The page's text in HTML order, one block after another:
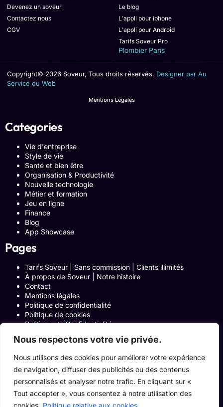
Nous respectons votre vie privée.
Nous utilisons des cookies pour améliorer votre expérience
de navigation, diffuser des publicités ou des contenus
personnalisés et analyser notre trafic. En cliquant sur «
Tout accepter », vous consentez à notre utilisation des
cookies. Politique relative aux cookies
Devenez un soveur
Contactez nous
CGV
Le blog
L'appli pour iphone
L'appli pour Android
Tarifs Soveur Pro
Plombier Paris
Copyright© 2026 Soveur, Tous droits réservés. Designer par Au
Service du Web
Mentions Légales
Categories
Vie d'entreprise
Style de vie
Santé et bien être
Organisation & Productivité
Nouvelle technologie
Métier et formation
Jeu en ligne
Finance
Blog
App Showcase
Pages
Tarifs Soveur | Sans commission | Clients illimités
À propos de Soveur | Notre histoire
Contact
Mentions légales
Politique de confidentialité
Politique de cookies
Politique de Confidentialité
Blog
Programme Affiliation
Conditions générales d’utilisation
ACCUEIL
Onglets Zone Affilié
Le Blog